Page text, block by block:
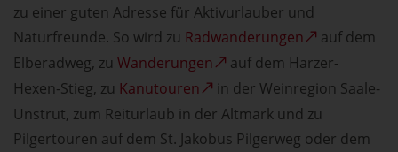
zu einer guten Adresse für Aktivurlauber und
Naturfreunde. So wird zu Radwanderungen
auf dem
Elberadweg, zu Wanderungen
auf dem Harzer-
Hexen-Stieg, zu Kanutouren
in der Weinregion Saale-
Unstrut, zum Reiturlaub in der Altmark und zu
Pilgertouren auf dem St. Jakobus Pilgerweg oder dem